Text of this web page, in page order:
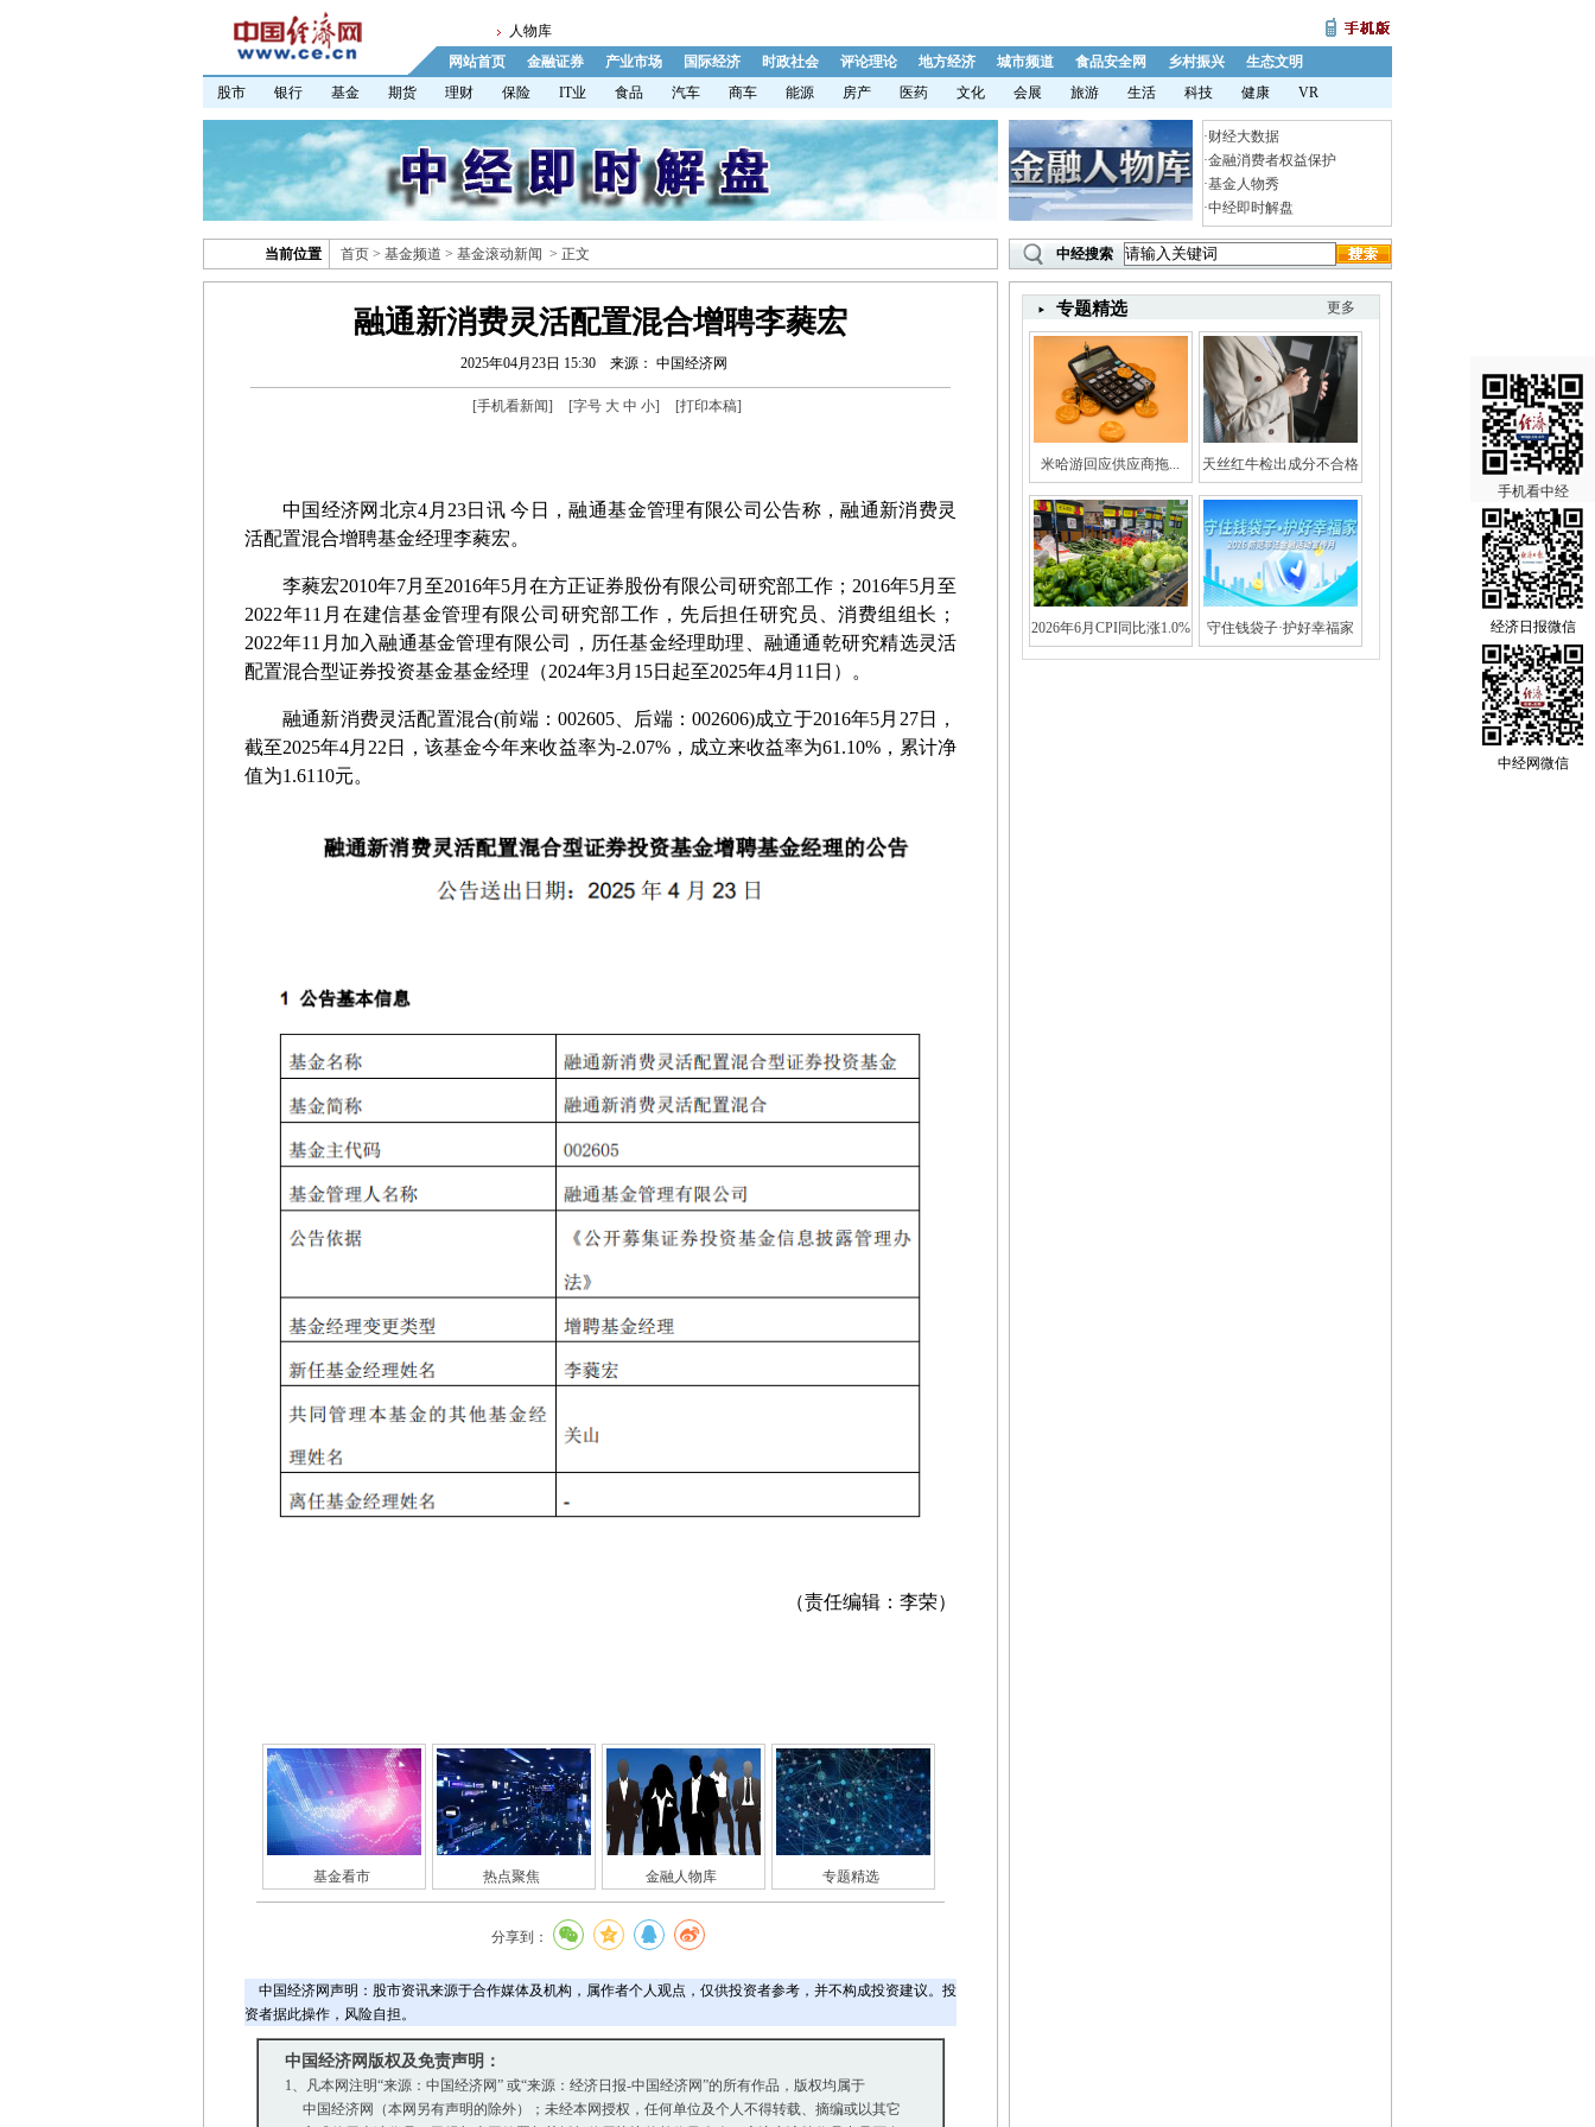
手机看中经
经济日报微信
中经网微信
人物库
网站首页
金融证券 产业市场 国际经济 时政社会 评论理论 地方经济 城市频道 食品安全网 乡村振兴
生态文明
股市
银行 基金 期货 理财 保险 IT业 食品 汽车 商车 能源 房产 医药 文化 会展 旅游 生活 科技 健康 VR
·财经大数据
·金融消费者权益保护
·基金人物秀
·中经即时解盘
当前位置 首页 > 基金频道 > 基金滚动新闻 > 正文 中经搜索
融通新消费灵活配置混合增聘李蕤宏
2025年04月23日 15:30 来源： 中国经济网
[手机看新闻] [字号 大 中 小] [打印本稿]
中国经济网北京4 月 23日讯 今日，融通基金管理有限公司公告称，融通新消费灵
活配置混合增聘基金经理李蕤宏。
李蕤宏2010年7月至2016年5月在方正证券股份有限公司研究部工作； 2016年5月至
2022年11 月在建信基金管理有限公司研究部工作，先后担任研究员、消费组组长；
2022年11 月加入融通基金管理有限公司，历任基金经理助理、融通通乾研究精选灵活
配置混合型证券投资基金基金经理（2024年3月 15日起至2025年4月 11 日）。
融通新消费灵活配置混合(前端：002605 、后端：002606)成立于2016年5月 27日，
截至2025年4月 22 日，该基金今年来收益率为-2.07%，成立来收益率为61.10%，累计净
值为1.6110元。
（责任编辑：李荣）
基金看市 热点聚焦 金融人物库 专题精选
分享到：
中国经济网声明：股市资讯来源于合作媒体及机构，属作者个人观点，仅供投资者参考，并不构成投资建议。投
资者据此操作，风险自担。
中国经济网版权及免责声明：
1、凡本网注明“来源：中国经济网” 或“来源：经济日报-中国经济网”的所有作品，版权均属于
中国经济网（本网另有声明的除外）；未经本网授权，任何单位及个人不得转载、摘编或以其它
专题精选 更多
米哈游回应供应商拖... 天丝红牛检出成分不合格
2026年6月CPI同比涨1.0% 守住钱袋子·护好幸福家